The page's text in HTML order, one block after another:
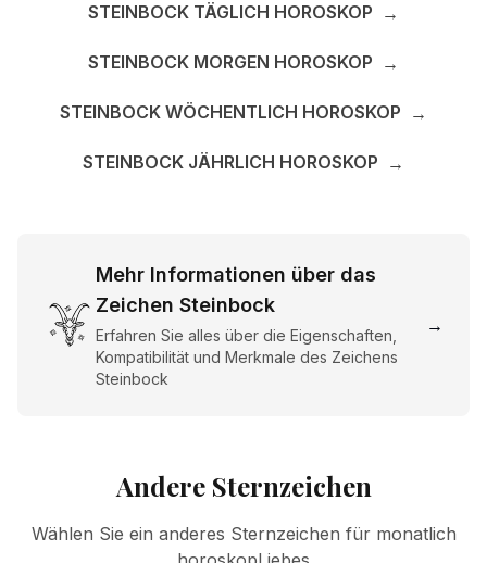
STEINBOCK TÄGLICH HOROSKOP →
STEINBOCK MORGEN HOROSKOP →
STEINBOCK WÖCHENTLICH HOROSKOP →
STEINBOCK JÄHRLICH HOROSKOP →
Mehr Informationen über das
Zeichen Steinbock
Erfahren Sie alles über die Eigenschaften,
Kompatibilität und Merkmale des Zeichens
Steinbock
→
Andere Sternzeichen
Wählen Sie ein anderes Sternzeichen für monatlich